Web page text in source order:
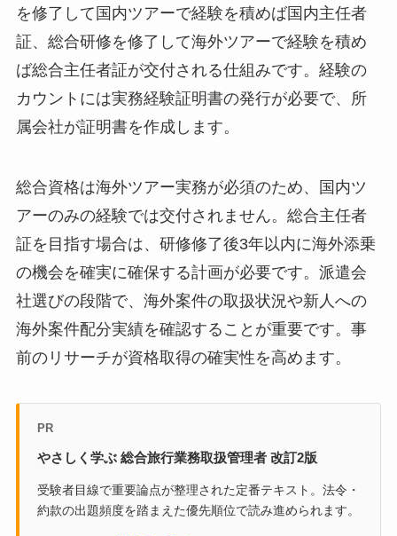
を修了して国内ツアーで経験を積めば国内主任者
証、総合研修を修了して海外ツアーで経験を積め
ば総合主任者証が交付される仕組みです。経験の
カウントには実務経験証明書の発行が必要で、所
属会社が証明書を作成します。
総合資格は海外ツアー実務が必須のため、国内ツ
アーのみの経験では交付されません。総合主任者
証を目指す場合は、研修修了後3年以内に海外添乗
の機会を確実に確保する計画が必要です。派遣会
社選びの段階で、海外案件の取扱状況や新人への
海外案件配分実績を確認することが重要です。事
前のリサーチが資格取得の確実性を高めます。
PR
やさしく学ぶ 総合旅行業務取扱管理者 改訂2版
受験者目線で重要論点が整理された定番テキスト。法令・
約款の出題頻度を踏まえた優先順位で読み進められます。